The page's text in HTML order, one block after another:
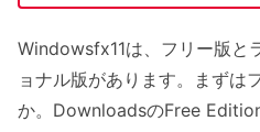
Windowsfx11は、フリー版と
ョナル版があります。まずは
か。DownloadsのFree